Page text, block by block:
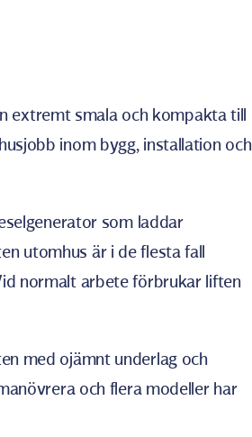
extremt smala och kompakta till
inom bygg, installation och
som laddar
utomhus är i de flesta fall
normalt arbete förbrukar liften
med ojämnt underlag och
och flera modeller har